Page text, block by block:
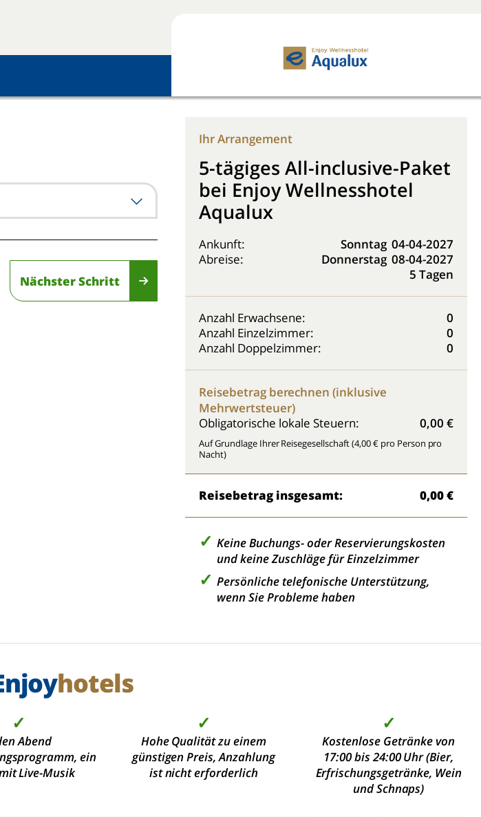
Nächster Schritt
Ihr Arrangement
5-tägiges All-inclusive-Paket
bei Enjoy Wellnesshotel
Aqualux
Ankunft: Sonntag 04-04-2027
Abreise:
Donnerstag 08-04-2027
5 Tagen
Anzahl Erwachsene:
0
Anzahl Einzelzimmer:
0
Anzahl Doppelzimmer:
0
Reisebetrag berechnen (inklusive
Mehrwertsteuer)
Obligatorische lokale Steuern:
0,00 €
Auf Grundlage Ihrer Reisegesellschaft (4,00 € pro Person pro
Nacht)
Reisebetrag insgesamt: 0,00 €
Keine Buchungs- oder Reservierungskosten
und keine Zuschläge für Einzelzimmer
Persönliche telefonische Unterstützung,
wenn Sie Probleme haben
hotels
✓
Abend
ein
Live-Musik
✓
Hohe Qualität zu einem
günstigen Preis, Anzahlung
ist nicht erforderlich
✓
Kostenlose Getränke von
17:00 bis 24:00 Uhr (Bier,
Erfrischungsgetränke, Wein
und Schnaps)